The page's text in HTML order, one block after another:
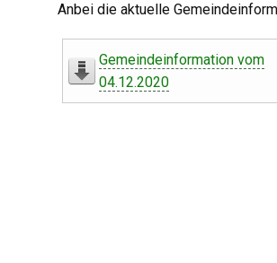
Anbei die aktuelle
Gemeindeinformation vom
04.12.2020